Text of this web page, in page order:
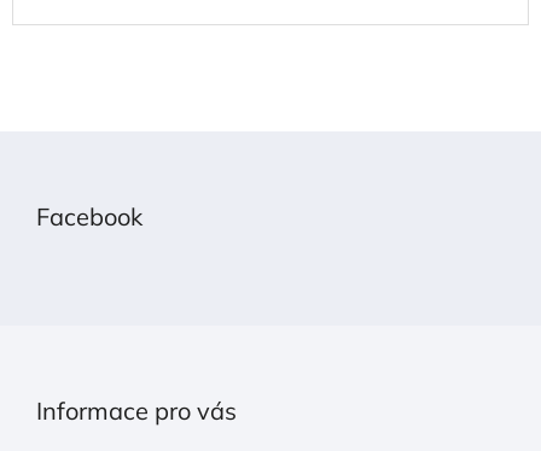
Facebook
Informace pro vás